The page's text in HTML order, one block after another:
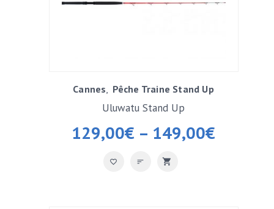
Cannes Pêche Traine Stand Up
129,00€ – 149,00€
Uluwatu Stand Up